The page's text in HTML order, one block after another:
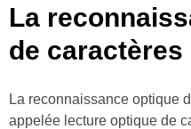
La
de caractères
La reconnaissance optique
appelée lecture optique de